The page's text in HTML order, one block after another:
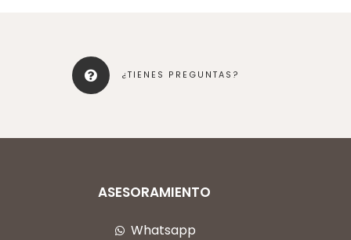
¿TIENES PREGUNTAS?
ASESORAMIENTO
Whatsapp